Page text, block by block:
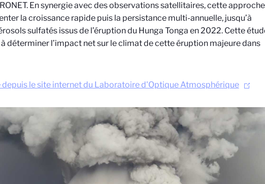
En synergie avec des observations satellitaires, cette
la croissance rapide puis la persistance multi-annuelle, jusqu’à
sulfatés issus de l’éruption du Hunga Tonga en 2022. Cette
déterminer l’impact net sur le climat de cette éruption majeure dans
le site internet du Laboratoire d'Optique Atmosphérique